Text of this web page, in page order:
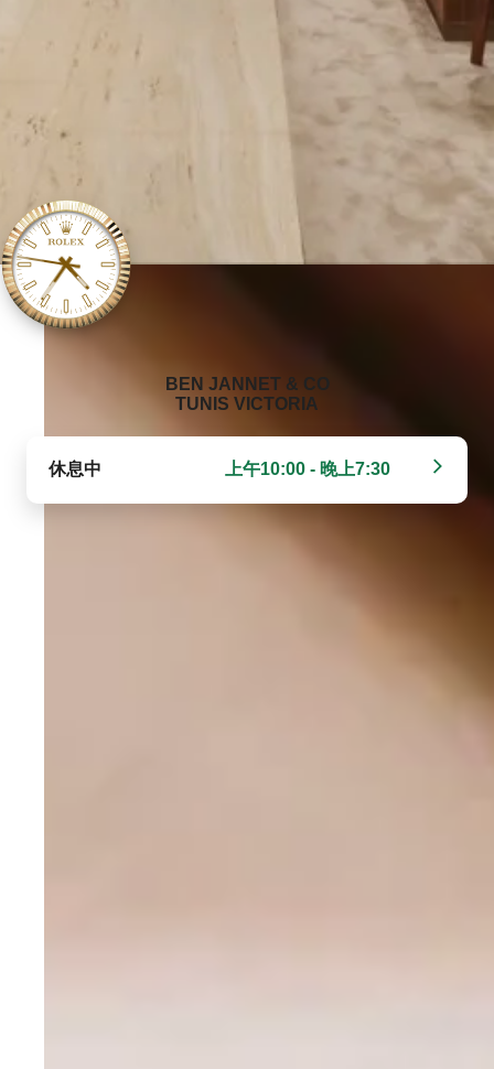
‭BEN JANNET & CO
TUNIS VICTORIA‬
休息中 上午10:00 - 晚上7:30